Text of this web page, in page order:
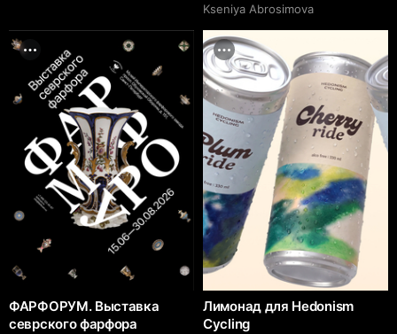
Kseniya Abrosimova
ФАРФОРУМ. Выставка
севрского фарфора
Лимонад для Hedonism
Cycling